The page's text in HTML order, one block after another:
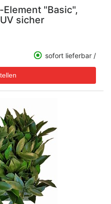
"Basic",
sicher
sofort lieferbar /